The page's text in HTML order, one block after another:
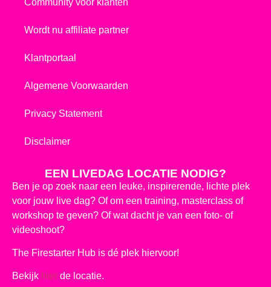
Wordt nu affiliate partner
Klantportaal
Algemene Voorwaarden
Privacy Statement
Disclaimer
EEN LIVEDAG LOCATIE NODIG?
Ben je op zoek naar een leuke, inspirerende, lichte plek
voor jouw live dag? Of om een training, masterclass of
workshop te geven? Of wat dacht je van een foto- of
videoshoot?
The Firestarter Hub is dé plek hiervoor!
Bekijk hier de locatie.